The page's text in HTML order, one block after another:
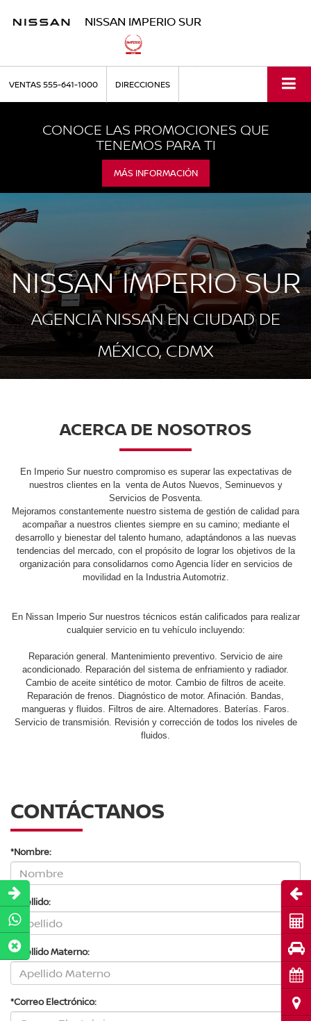
NISSAN IMPERIO SUR
VENTAS555-641-1000 DIRECCIONES
CONOCE LAS PROMOCIONES QUE
TENEMOS PARA TI
MÁS INFORMACIÓN
NISSAN IMPERIO SUR
AGENCIA NISSAN EN CIUDAD DE
MÉXICO, CDMX
ACERCA DE NOSOTROS
En Imperio Sur nuestro compromiso es superar las expectativas de
nuestros clientes en la venta de Autos Nuevos, Seminuevos y
Servicios de Posventa.
Mejoramos constantemente nuestro sistema de gestión de calidad para
acompañar a nuestros clientes siempre en su camino; mediante el
desarrollo y bienestar del talento humano, adaptándonos a las nuevas
tendencias del mercado, con el propósito de lograr los objetivos de la
organización para consolidarnos como Agencia líder en servicios de
movilidad en la Industria Automotriz.
En Nissan Imperio Sur nuestros técnicos están calificados para realizar
cualquier servicio en tu vehículo incluyendo:
Reparación general. Mantenimiento preventivo. Servicio de aire
acondicionado. Reparación del sistema de enfriamiento y radiador.
Cambio de aceite sintético de motor. Cambio de filtros de aceite.
Reparación de frenos. Diagnóstico de motor. Afinación. Bandas,
mangueras y fluidos. Filtros de aire. Alternadores. Baterías. Faros.
Servicio de transmisión. Revisión y corrección de todos los niveles de
fluidos.
CONTÁCTANOS
*Nombre:
*Apellido:
*Apellido Materno:
*Correo Electrónico: